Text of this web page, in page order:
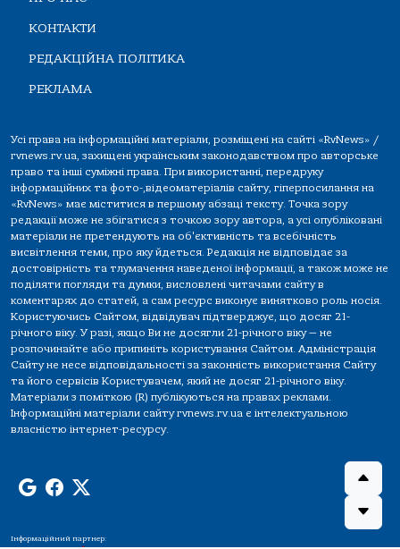
КОНТАКТИ
РЕДАКЦІЙНА ПОЛІТИКА
РЕКЛАМА
Усі права на інформаційні матеріали, розміщені на сайті «RvNews» /
rvnews.rv.ua, захищені українським законодавством про авторське
право та інші суміжні права. При використанні, передруку
інформаційних та фото-,відеоматеріалів сайту, гіперпосилання на
«RvNews» має міститися в першому абзаці тексту. Точка зору
редакції може не збігатися з точкою зору автора, а усі опубліковані
матеріали не претендують на об'єктивність та всебічність
висвітлення теми, про яку йдеться. Редакція не відповідає за
достовірність та тлумачення наведеної інформації, а також може не
поділяти погляди та думки, висловлені читачами сайту в
коментарях до статей, а сам ресурс виконує винятково роль носія.
Користуючись Сайтом, відвідувач підтверджує, що досяг 21-
річного віку. У разі, якщо Ви не досягли 21-річного віку — не
розпочинайте або припиніть користування Сайтом. Адміністрація
Сайту не несе відповідальності за законність використання Сайту
та його сервісів Користувачем, який не досяг 21-річного віку.
Матеріали з поміткою (R) публікуються на правах реклами.
Інформаційні матеріали сайту rvnews.rv.ua є інтелектуальною
власністю інтернет-ресурсу.
Інформаційний партнер: